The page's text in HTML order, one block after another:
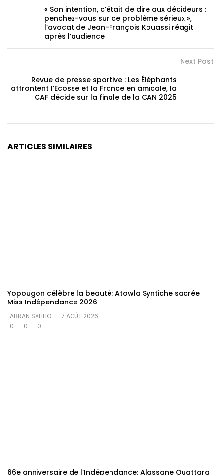
« Son intention, c’était de dire aux décideurs :
penchez-vous sur ce problème sérieux »,
l’avocat de Jean-François Kouassi réagit
après l’audience
Next Post
Revue de presse sportive : Les Éléphants
affrontent l’Ecosse et la France en amicale, la
CAF décide sur la finale de la CAN 2025
ARTICLES SIMILAIRES
Yopougon célèbre la beauté: Atowla Syntiche sacrée
Miss Indépendance 2026
ABRAN SALIHO
7 AOÛT 2026
0
0 0
66e anniversaire de l’Indépendance: Alassane Ouattara